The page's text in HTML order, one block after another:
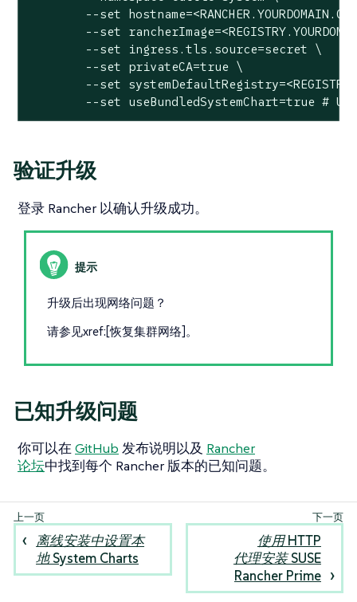
--set useBundledSystemChart=true #
验证升级
登录 Rancher 以确认升级成功。
升级后出现网络问题？
请参见xref:[恢复集群网络]。
已知升级问题
你可以在 GitHub 发布说明以及 Rancher
论坛中找到每个 Rancher 版本的已知问题。
离线安装中设置本
地 System Charts
使用 HTTP
代理安装 SUSE
Rancher Prime